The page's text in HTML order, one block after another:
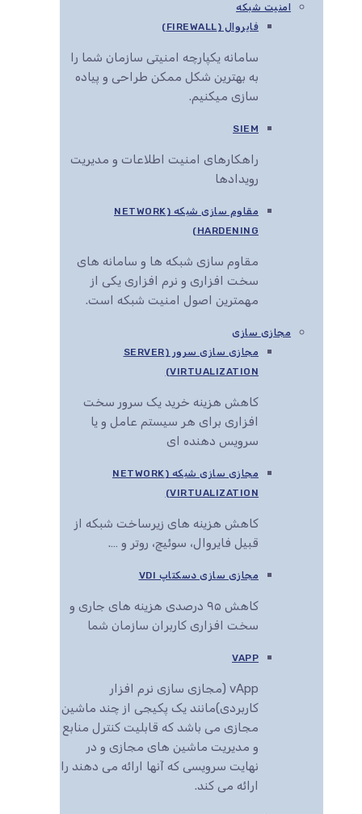
امنیت شبکه
فایروال (FIREWALL)
سامانه یکپارچه امنیتی سازمان شما را
به بهترین شکل ممکن طراحی و پیاده
سازی میکنیم.
SIEM
راهکارهای امنیت اطلاعات و مدیریت
رویدادها
مقاوم سازی شبکه (NETWORK
HARDENING)
مقاوم سازی شبکه ها و سامانه های
سخت افزاری و نرم افزاری یکی از
مهمترین اصول امنیت شبکه است.
مجازی سازی
مجازی سازی سرور (SERVER
VIRTUALIZATION)
کاهش هزینه خرید یک سرور سخت
افزاری برای هر سیستم عامل و یا
سرویس دهنده ای
مجازی سازی شبکه (NETWORK
VIRTUALIZATION)
کاهش هزینه های زیرساخت شبکه از
قبیل فایروال، سوئیچ، روتر و ….
مجازی سازی دسکتاپ VDI
کاهش ۹۵ درصدی هزینه های جاری و
سخت افزاری کاربران سازمان شما
VAPP
vApp (مجازی سازی نرم افزار
کاربردی)مانند یک پکیجی از چند ماشین
مجازی می باشد که قابلیت کنترل منابع
و مدیریت ماشین های مجازی و در
نهایت سرویسی که آنها ارائه می دهند را
ارائه می کند.